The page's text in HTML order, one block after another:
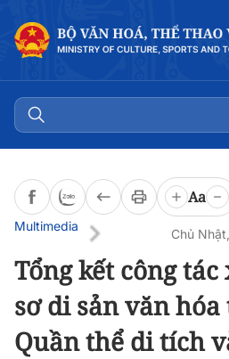
Aa
Multimedia
Chủ
Tổng kết công
sơ di sản văn
Quần thể di tích